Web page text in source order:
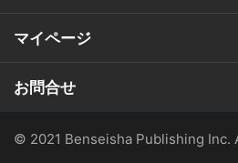
マイページ
お問合せ
© 2021 Benseisha Publishing Inc.